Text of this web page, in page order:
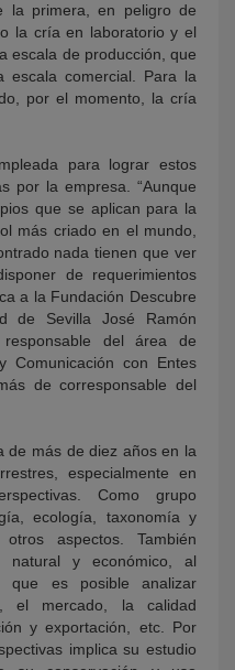
la primera, en peligro de
la cría en laboratorio y el
escala de producción, que
escala comercial. Para la
por el momento, la cría
para lograr estos
por la empresa. “Aunque
que se aplican para la
más criado en el mundo,
nada tienen que ver
de requerimientos
a la Fundación Descubre
de Sevilla José Ramón
del área de
Comunicación con Entes
de corresponsable del
de más de diez años en la
especialmente en
Como grupo
ecología, taxonomía y
aspectos. También
natural y económico, al
es posible analizar
el mercado, la calidad
y exportación, etc. Por
implica su estudio